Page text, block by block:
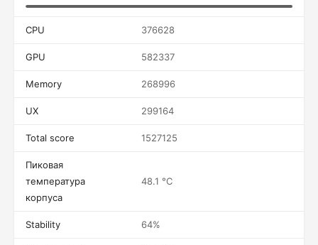
CPU 376628
GPU 582337
Memory 268996
UX 299164
Total score 1527125
Пиковая
температура
корпуса
48.1 °C
Stability 64%